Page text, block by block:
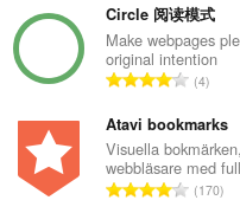
t
a
l
t
n
t
a
Circle 阅读模式
Make webpages
original intention
T
t
a
l
t
4
Atavi bookmarks
Visuella
webbläsare med
T170